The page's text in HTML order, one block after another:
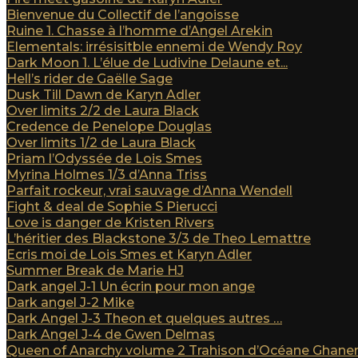
Bienvenue du Collectif de l’angoisse
Ruine 1. Chasse à l’homme d’Angel Arekin
Elementals: irrésisitble ennemi de Wendy Roy
Dark Moon 1. L’élue de Ludivine Delaune et...
Hell’s rider de Gaëlle Sage
Dusk Till Dawn de Karyn Adler
Over limits 2/2 de Laura Black
Credence de Penelope Douglas
Over limits 1/2 de Laura Black
Priam l’Odyssée de Lois Smes
Myrina Holmes 1/3 d’Anna Triss
Parfait rockeur, vrai sauvage d’Anna Wendell
Fight & deal de Sophie S Pierucci
Love is danger de Kristen Rivers
L’héritier des Blackstone 3/3 de Theo Lemattre
Ecris moi de Lois Smes et Karyn Adler
Summer Break de Marie HJ
Dark angel J-1 Un écrin pour mon ange
Dark angel J-2 Mike
Dark Angel J-3 Theon et quelques autres …
Dark Angel J-4 de Gwen Delmas
Queen of Anarchy volume 2 Trahison d’Océane